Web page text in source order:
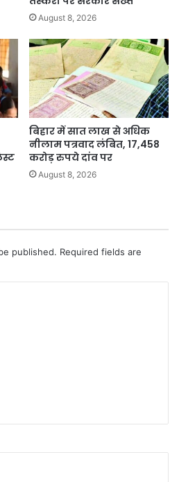
August 8, 2026
बिहार में सात लाख से अधिक
नीलाम पत्रवाद लंबित, 17,458
करोड़ रुपये दांव पर
August 8, 2026
published. Required fields are